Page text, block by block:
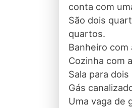
conta com
São dois
quartos.
Banheiro com
Cozinha com
Sala para
Gás
Uma vaga de